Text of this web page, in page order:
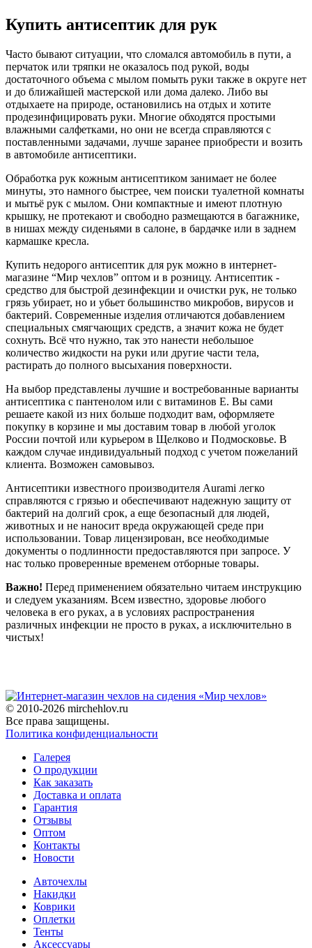
Купить антисептик для рук
Часто бывают ситуации, что сломался автомобиль в пути, а
перчаток или тряпки не оказалось под рукой, воды
достаточного объема с мылом помыть руки также в округе нет
и до ближайшей мастерской или дома далеко. Либо вы
отдыхаете на природе, остановились на отдых и хотите
продезинфицировать руки. Многие обходятся простыми
влажными салфетками, но они не всегда справляются с
поставленными задачами, лучше заранее приобрести и возить
в автомобиле антисептики.
Обработка рук кожным антисептиком занимает не более
минуты, это намного быстрее, чем поиски туалетной комнаты
и мытьё рук с мылом. Они компактные и имеют плотную
крышку, не протекают и свободно размещаются в багажнике,
в нишах между сиденьями в салоне, в бардачке или в заднем
кармашке кресла.
Купить недорого антисептик для рук можно в интернет-
магазине “Мир чехлов” оптом и в розницу. Антисептик -
средство для быстрой дезинфекции и очистки рук, не только
грязь убирает, но и убьет большинство микробов, вирусов и
бактерий. Современные изделия отличаются добавлением
специальных смягчающих средств, а значит кожа не будет
сохнуть. Всё что нужно, так это нанести небольшое
количество жидкости на руки или другие части тела,
растирать до полного высыхания поверхности.
На выбор представлены лучшие и востребованные варианты
антисептика с пантенолом или с витаминов Е. Вы сами
решаете какой из них больше подходит вам, оформляете
покупку в корзине и мы доставим товар в любой уголок
России почтой или курьером в Щелково и Подмосковье. В
каждом случае индивидуальный подход с учетом пожеланий
клиента. Возможен самовывоз.
Антисептики известного производителя Aurami легко
справляются с грязью и обеспечивают надежную защиту от
бактерий на долгий срок, а еще безопасный для людей,
животных и не наносит вреда окружающей среде при
использовании. Товар лицензирован, все необходимые
документы о подлинности предоставляются при запросе. У
нас только проверенные временем отборные товары.
Важно! Перед применением обязательно читаем инструкцию
и следуем указаниям. Всем известно, здоровье любого
человека в его руках, а в условиях распространения
различных инфекции не просто в руках, а исключительно в
чистых!
© 2010-2026 mirchehlov.ru
Все права защищены.
Политика конфиденциальности
Галерея
О продукции
Как заказать
Доставка и оплата
Гарантия
Отзывы
Оптом
Контакты
Новости
Авточехлы
Накидки
Коврики
Оплетки
Тенты
Аксессуары